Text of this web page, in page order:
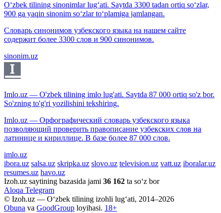
O‘zbek tilining sinonimlar lug‘ati. Saytda 3300 tadan ortiq so‘zlar,
900 ga yaqin sinonim so‘zlar to‘plamiga jamlangan.
Словарь синонимов узбекского языка на нашем сайте
содержит более 3300 слов и 900 синонимов.
sinonim.uz
Imlo.uz — O'zbek tilining imlo lug'ati. Saytda 87 000 ortiq so'z bor.
So'zning to'g'ri yozilishini tekshiring.
Imlo.uz — Орфографический словарь узбекского языка
позволяющий проверить правописание узбекских слов на
латинице и кириллице. В базе более 87 000 слов.
imlo.uz
ibora.uz salsa.uz skripka.uz slovo.uz television.uz vatt.uz iboralar.uz
resumes.uz havo.uz
Izoh.uz saytining bazasida jami 36 162 ta so‘z bor
Aloqa Telegram
© Izoh.uz — O‘zbek tilining izohli lug‘ati, 2014–2026
Obuna va GoodGroup loyihasi. 18+